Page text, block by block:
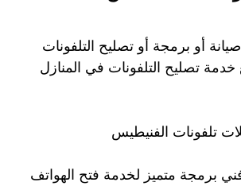
أو برمجة أو تصليح التلفونات
خدمة تصليح التلفونات في المنازل
تلفونات الفنيطيس
برمجة متميز لخدمة فتح الهواتف